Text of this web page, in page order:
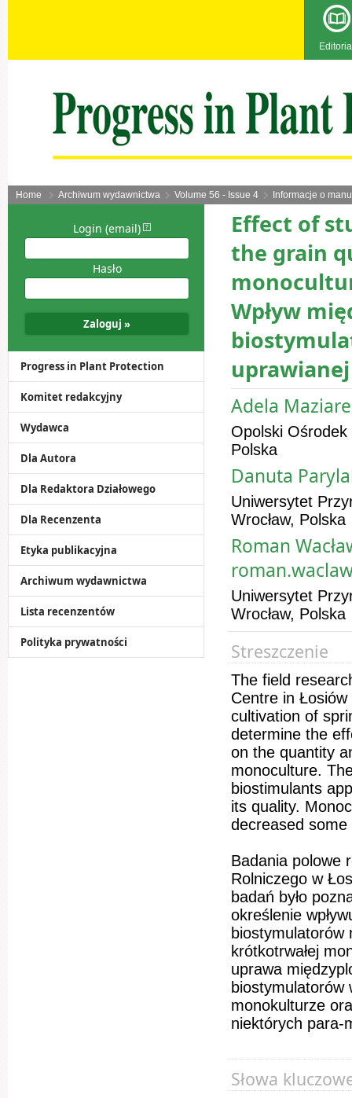
Home Archiwum wydawnictwa Volume 56 - Issue 4 Informacje o
Login (email)
Hasło
Progress in Plant Protection
Komitet redakcyjny
Wydawca
Dla Autora
Dla Redaktora Działowego
Dla Recenzenta
Etyka publikacyjna
Archiwum wydawnictwa
Lista recenzentów
Polityka prywatności
Effect of
the grain
Wpływ
Adela
Opolski Ośrodek
Polska
Danuta
Uniwersytet
Wrocław, Polska
Roman
Uniwersytet
Wrocław, Polska
Streszczenie
The field
Centre in
cultivation of
determine the
on the quantity
monoculture.
biostimulants
its quality.
decreased
Badania polowe
Rolniczego w
badań było
określenie
biostymulatorów
krótkotrwałej
uprawa
biostymulatorów
monokulturze
niektórych para-
Słowa